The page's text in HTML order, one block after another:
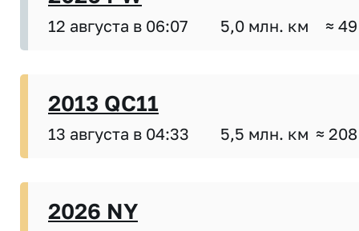
12 августа в 06:07 5,0 млн. км ≈
2013 QC11
13 августа в 04:33 5,5 млн. км ≈
2026 NY